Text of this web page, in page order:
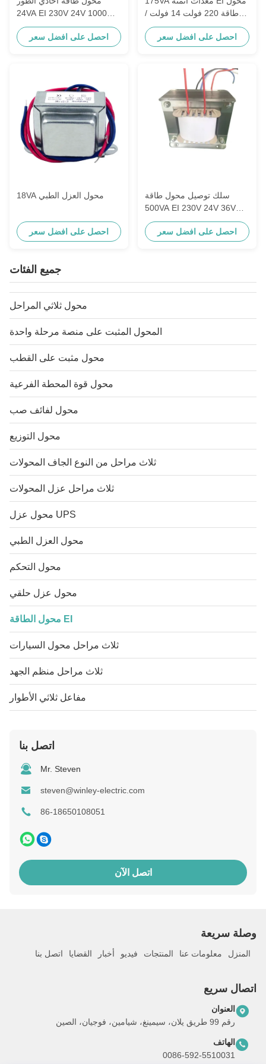
24VA EI 230V 24V 1000mA
/ 1A نحاس
احصل على افضل سعر
طاقة 220 فولت 14 فولت /
12.5 أمبير
احصل على افضل سعر
18VA محول العزل الطبي
احصل على افضل سعر
سلك توصيل محول طاقة
500VA EI 230V 24V 36V
48V
احصل على افضل سعر
جميع الفئات
محول ثلاثي المراحل
المحول المثبت على منصة مرحلة واحدة
محول مثبت على القطب
محول قوة المحطة الفرعية
محول لفائف صب
محول التوزيع
ثلاث مراحل من النوع الجاف المحولات
ثلاث مراحل عزل المحولات
محول عزل UPS
محول العزل الطبي
محول التحكم
محول عزل حلقي
محول الطاقة EI
ثلاث مراحل محول السيارات
ثلاث مراحل منظم الجهد
مفاعل ثلاثي الأطوار
اتصل بنا
Mr. Steven
steven@winley-electric.com
86-18650108051
اتصل الآن
وصلة سريعة
المنزل معلومات عنا المنتجات فيديو أخبار القضايا اتصل بنا
اتصال سريع
العنوان
رقم 99 طريق يلان، سيمينغ، شيامين، فوجيان، الصين
الهاتف
0086-592-5510031